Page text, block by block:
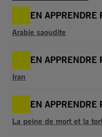
EN APPRENDRE
Arabie saoudite
EN APPRENDRE
Iran
EN APPRENDRE
La peine de mort et la